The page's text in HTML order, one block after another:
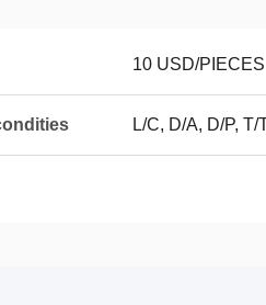
10 USD/PIECES
L/C, D/A, D/P,